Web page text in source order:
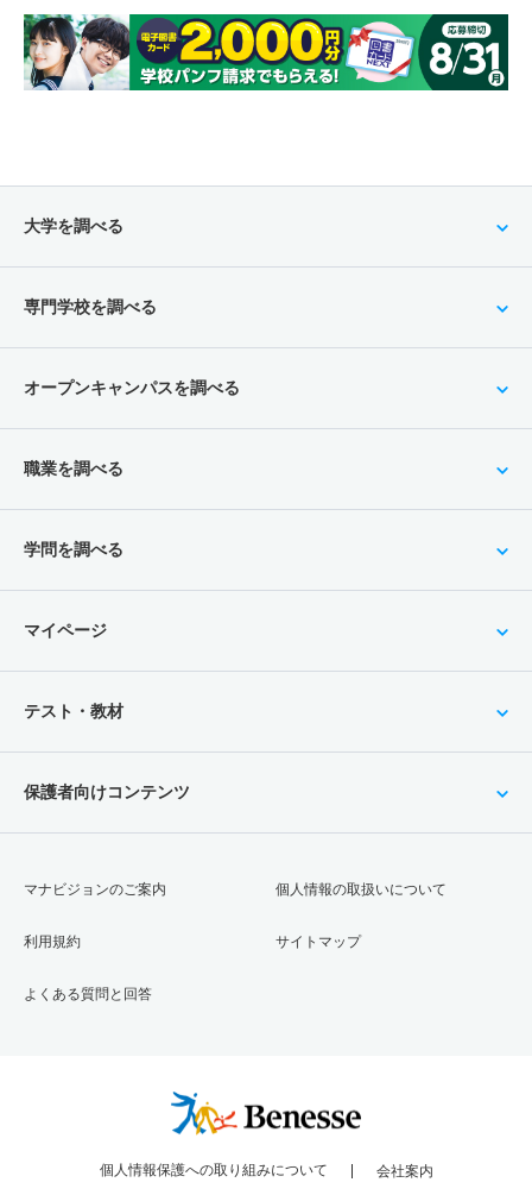
大学を調べる
専門学校を調べる
オープンキャンパスを調べる
職業を調べる
学問を調べる
マイページ
テスト・教材
保護者向けコンテンツ
マナビジョンのご案内
利用規約
よくある質問と回答
個人情報の取扱いについて
サイトマップ
個人情報保護への取り組みについて 会社案内